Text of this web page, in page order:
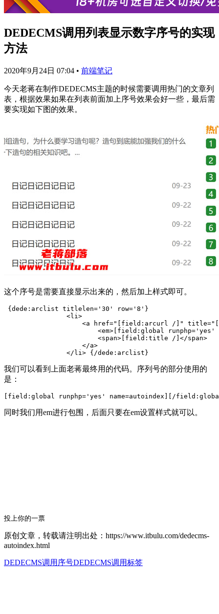
DEDECMS调用列表显示数字序号的实现
方法
2020年9月24日 07:04 • 前端笔记
今天老蒋在制作DEDECMS主题的时候需要调用热门的文章列
表，根据效果如果在列表前面加上序号效果会好一些，最后需
要实现如下图的效果。
这个序号是需要直接显示出来的，然后加上样式即可。
{dede:arclist titlelen='30' row='8'}
                <li>
<a href="[field:arcurl /]"
<em>[field:global
                        <span>[field:title /]</span>
                    </a>
我们可以看到上面老蒋最终用的代码。序列号的部分使用的
是：
同时我们用em进行包围，后面只要在em设置样式就可以。
投上你的一票
原创文章，转载请注明出处：https://www.itbulu.com/dedecms-
autoindex.html
DEDECMS调用序号DEDECMS调用标签